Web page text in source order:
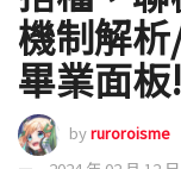
機制解
畢業面
byruroroisme